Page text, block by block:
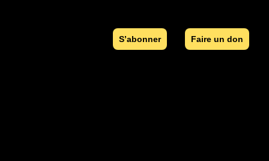
S’abonner Faire un don